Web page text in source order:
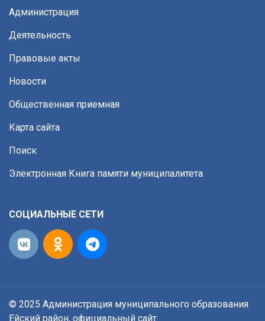
Администрация
Деятельность
Правовые акты
Новости
Общественная приемная
Карта сайта
Поиск
Электронная Книга памяти муниципалитета
СОЦИАЛЬНЫЕ СЕТИ
© 2025 Администрация муниципального образования
Ейский район, официальный сайт